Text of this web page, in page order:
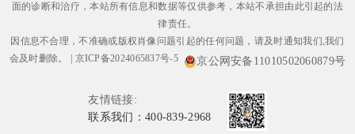
面的诊断和治疗，本站所有信息和数据等仅供参考，本站不承担由此引起的法
律责任。
因信息不合理，不准确或版权肖像问题引起的任何问题，请及时通知我们,我们
会及时删除。
京ICP备2024065837号-5 京公网安备11010502060879号
友情链接:
联系我们：400-839-2968